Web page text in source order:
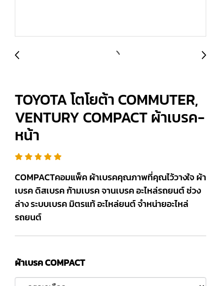
TOYOTA โตโยต้า COMMUTER,
VENTURY COMPACT ผ้าเบรค-
หน้า
COMPACTคอมแพ็ค ผ้าเบรคคุณภาพที่คุณไว้วางใจ ผ้า
เบรค ดิสเบรค ก้ามเบรค จานเบรค อะไหล่รถยนต์ ช่วง
ล่าง ระบบเบรค มิตรแท้ อะไหล่ยนต์ จำหน่ายอะไหล่
รถยนต์
ผ้าเบรค COMPACT